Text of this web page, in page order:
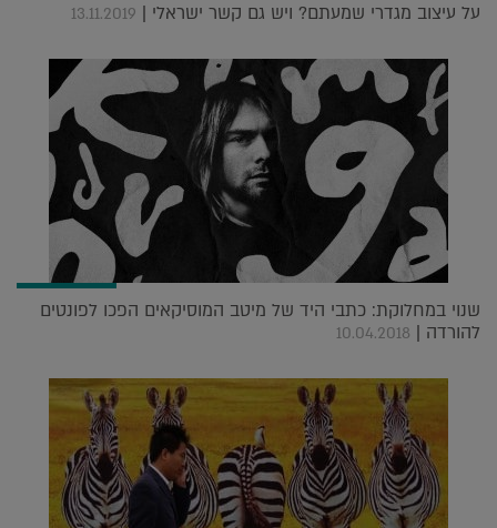
על עיצוב מגדרי שמעתם? ויש גם קשר ישראלי | 13.11.2019
שנוי במחלוקת: כתבי היד של מיטב המוסיקאים הפכו לפונטים
להורדה | 10.04.2018